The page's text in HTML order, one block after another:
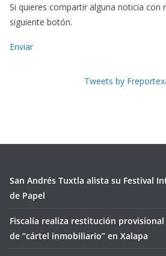
Si quieres compartir alguna noticia con
siguiente botón.
Enviar
Tweets by
San Andrés Tuxtla alista su Festival
de Papel
Fiscalía realiza restitución
de “cártel inmobiliario” en Xalapa